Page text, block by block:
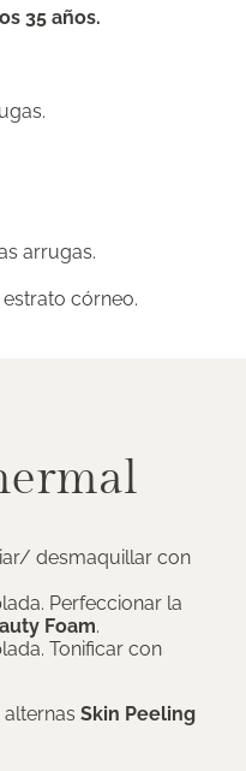
35 años.
arrugas.
córneo.
desmaquillar con
Perfeccionar la
Foam.
Tonificar con
Skin Peeling